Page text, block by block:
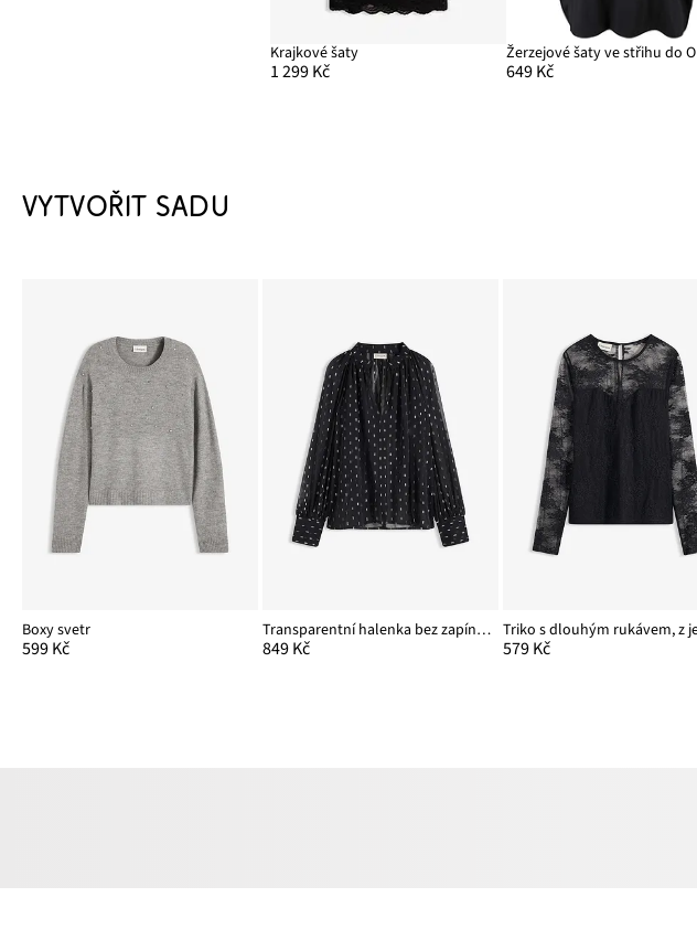
Krajkové šaty
1 299 Kč
Žerzejové šaty ve střihu do O
649 Kč
VYTVOŘIT SADU
Boxy svetr
599 Kč
Transparentní halenka bez zapínání
849 Kč 579 Kč